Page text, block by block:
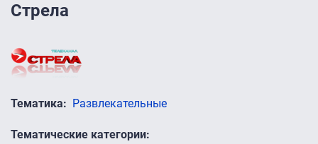
Стрела
Тематика Развлекательные
Тематические категории